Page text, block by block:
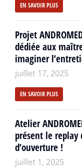
EN SAVOIR PLUS
Projet
dédiée aux
imaginer
juillet 17, 2025
EN SAVOIR PLUS
Atelier
présent le replay
d’ouverture !
juillet 1, 2025